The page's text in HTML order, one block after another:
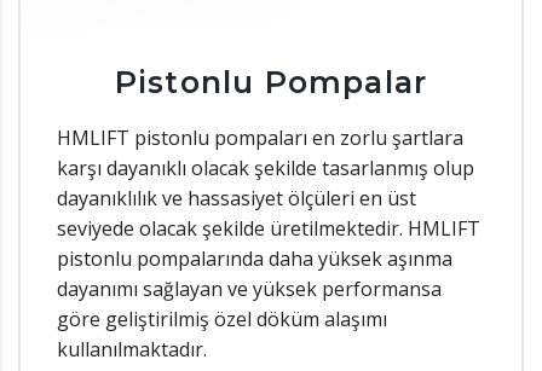
Pistonlu Pompalar
HMLIFT pistonlu pompaları en zorlu şartlara
karşı dayanıklı olacak şekilde tasarlanmış olup
dayanıklılık ve hassasiyet ölçüleri en üst
seviyede olacak şekilde üretilmektedir. HMLIFT
pistonlu pompalarında daha yüksek aşınma
dayanımı sağlayan ve yüksek performansa
göre geliştirilmiş özel döküm alaşımı
kullanılmaktadır.